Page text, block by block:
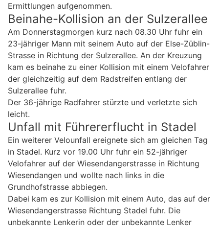
Ermittlungen aufgenommen.
Beinahe-Kollision an der Sulzerallee
Am Donnerstagmorgen kurz nach 08.30 Uhr fuhr ein
23-jähriger Mann mit seinem Auto auf der Else-Züblin-
Strasse in Richtung der Sulzerallee. An der Kreuzung
kam es beinahe zu einer Kollision mit einem Velofahrer
der gleichzeitig auf dem Radstreifen entlang der
Sulzerallee fuhr.
Der 36-jährige Radfahrer stürzte und verletzte sich
leicht.
Unfall mit Führererflucht in Stadel
Ein weiterer Velounfall ereignete sich am gleichen Tag
in Stadel. Kurz vor 19.00 Uhr fuhr ein 52-jähriger
Velofahrer auf der Wiesendangerstrasse in Richtung
Wiesendangen und wollte nach links in die
Grundhofstrasse abbiegen.
Dabei kam es zur Kollision mit einem Auto, das auf der
Wiesendangerstrasse Richtung Stadel fuhr. Die
unbekannte Lenkerin oder der unbekannte Lenker